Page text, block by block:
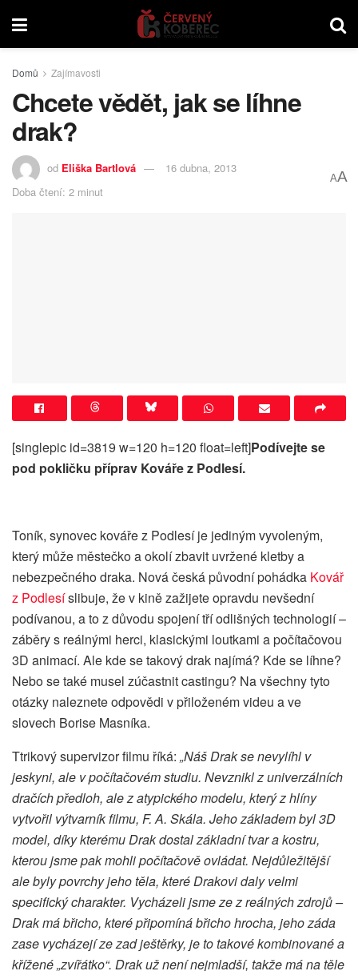
Domů Zajímavosti
Chcete vědět, jak se líhne
drak?
od Eliška Bartlová
16 dubna, 2013
Doba čtení: 2 minut
AA
[singlepic id=3819 w=120 h=120 float=left]Podívejte se
pod pokličku příprav Kováře z Podlesí.
Toník, synovec kováře z Podlesí je jediným vyvoleným,
který může městečko a okolí zbavit uvržené kletby a
nebezpečného draka. Nová česká původní pohádka Kovář
z Podlesíslibuje, že v kině zažijete opravdu nevšední
podívanou, a to z důvodu spojení tří odlišných technologií –
záběry s reálnými herci, klasickými loutkami a počítačovou
3D animací. Ale kde se takový drak najímá? Kde se líhne?
Nebo se také musel zúčastnit castingu? Na všechny tyto
otázky naleznete odpovědi v přiloženém videu a ve
slovech Borise Masníka.
Ttrikový supervizor filmu říká: „Náš Drak se nevylíhl v
jeskyni, ale v počítačovém studiu. Nevznikl z univerzálních
dračích předloh, ale z atypického modelu, který z hlíny
vytvořil výtvarník filmu, F. A. Skála. Jeho základem byl 3D
model, díky kterému Drak dostal základní tvar a kostru,
kterou jsme pak mohli počítačově ovládat. Nejdůležitější
ale byly povrchy jeho těla, které Drakovi daly velmi
specifický charakter. Vycházeli jsme ze z reálných zdrojů –
Drak má břicho, které připomíná břicho hrocha, jeho záda
zase vycházejí ze zad ještěrky, je to takové kombinované a
křížené „zvířátko“. Drak už není nejmladší, takže má na těle